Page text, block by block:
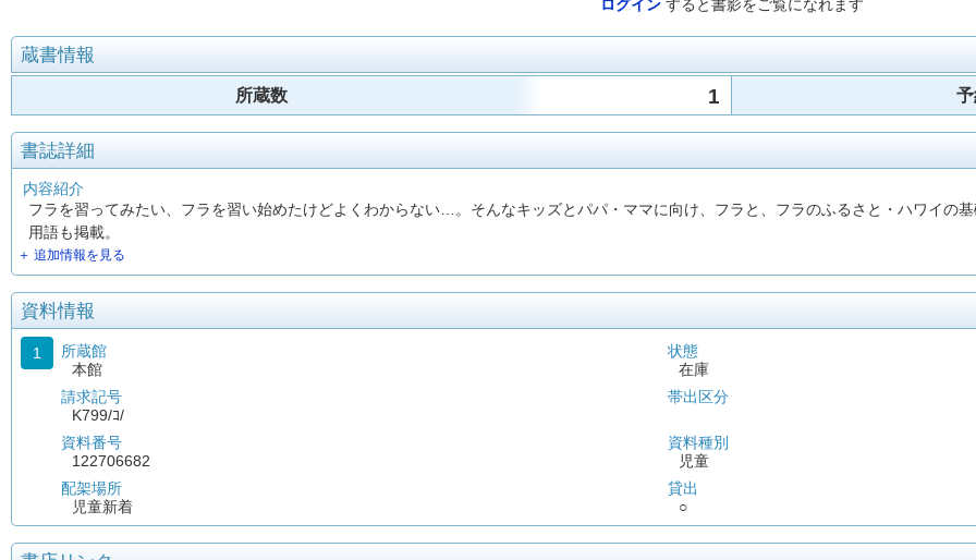
ログイン すると書影をご覧になれます
蔵書情報
所蔵数 1
書誌詳細
内容紹介
フラを習ってみたい、フラを習い始めたけどよくわからない…。そんなキッズとパパ・ママに向け、フラと、フラのふるさと・ハワイの
用語も掲載。
＋ 追加情報を見る
資料情報
1
所蔵館
本館
請求記号
K799/ｺ/
資料番号
122706682
配架場所
児童新着
状態
在庫
帯出区分
資料種別
児童
貸出
○